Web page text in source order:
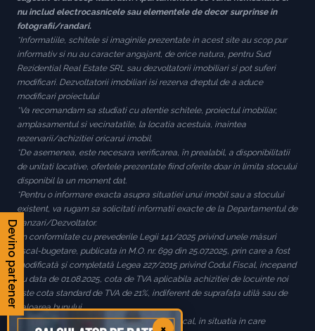
nu includ electrocasnicele sau elementele de decor surprinse in
fotografii/randari.
*Informatiile, schitele si imaginile prezentate in acest site au scop pur
informativ si nu au caracter angajant, de orice natura, pentru Sud
Rezidential Real Estate SRL sau dezvoltatorii imobiliari si pot suferi
modificari. Dezvoltatorii imobiliari isi rezerva dreptul de a aduce
modificari proiectului
*Va recomandam sa studiati cu atentie schitele, proiectul imobiliar,
amplasamentul si vecinatatile, la locatia acestuia, inaintea
rezervarii/achizitiei oricarui imobil.
*De asemenea, este necesara verificarea, în prealabil, a disponibilitatii
de unitati locative, ofertele prezentate fiind oferite doar in limita stocului
disponibil la un moment dat.
*Pentru o informare exacta asupra situatiei unui imobil sau a stocului
existent, va rugam sa solicitati informatii exacte de la Departamentul de
Vanzari/Dezvoltator.
*In conformitate cu prevederile Legii 141/2025 privind unele măsuri
fiscal-bugetare, publicata in M.O. nr. 699 din 25.07.2025, prin care a fost
modificată și completată Legea 227/2015 privind Codul Fiscal, incepand
cu data de 01.08.2025, cota de TVA aplicabila achizitiei de locuinte noi
este cota standard de TVA de 21%, indiferent de suprafața utilă sau de
valoarea bunului.
*In conformitate cu prevederile Codului Fiscal, in situatia in care
Devino partener